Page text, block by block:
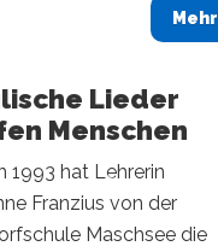
Mehr
Lieder
Menschen
1993 hat Lehrerin
Franzius von der
Maschsee die